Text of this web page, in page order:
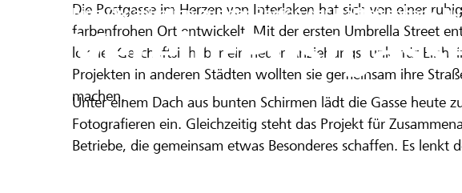
Unterstützen Hilfe & Support Partner /
Projekte und Organisationen finden
DE FR IT
Verein-
Eine Organisation aus der Region derRaiffeisenbank
Die Postgasse im Herzen von Interlaken hat sich von einer
farbenfrohen Ort entwickelt. Mit der ersten Umbrella Street
lokaler Geschäftsinhaber ein neuer Anziehungspunkt für
Projekten in anderen Städten wollten sie gemeinsam ihre
machen.
Unter einem Dach aus bunten Schirmen lädt die Gasse heute
Fotografieren ein. Gleichzeitig steht das Projekt für
Betriebe, die gemeinsam etwas Besonderes schaffen. Es lenkt